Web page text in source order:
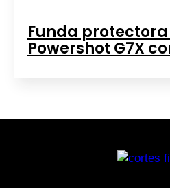
Funda
Powershot G7X